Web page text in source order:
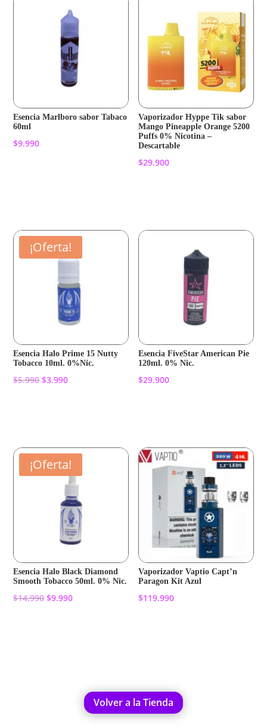
Esencia Marlboro sabor Tabaco
60ml
$9.990
Vaporizador Hyppe Tik sabor
Mango Pineapple Orange 5200
Puffs 0% Nicotina –
Descartable
$29.900
¡Oferta!
Esencia Halo Prime 15 Nutty
Tobacco 10ml. 0%Nic.
$5.990El
$3.990El
Esencia FiveStar American Pie
120ml. 0% Nic.
$29.900
¡Oferta!
Esencia Halo Black Diamond
Smooth Tobacco 50ml. 0% Nic.
$14.990El
$9.990El
Vaporizador Vaptio Capt’n
Paragon Kit Azul
$119.990
Volver a la Tienda